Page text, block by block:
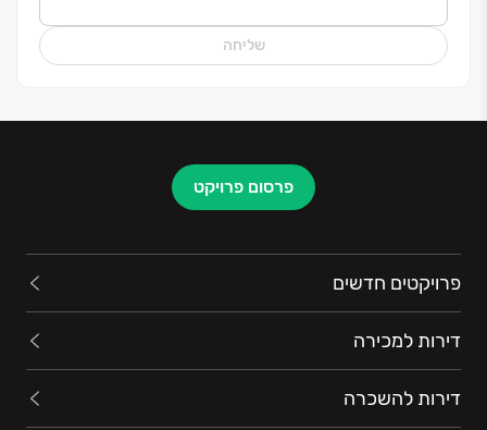
שליחה
פרסום פרויקט
פרויקטים חדשים
דירות למכירה
דירות להשכרה